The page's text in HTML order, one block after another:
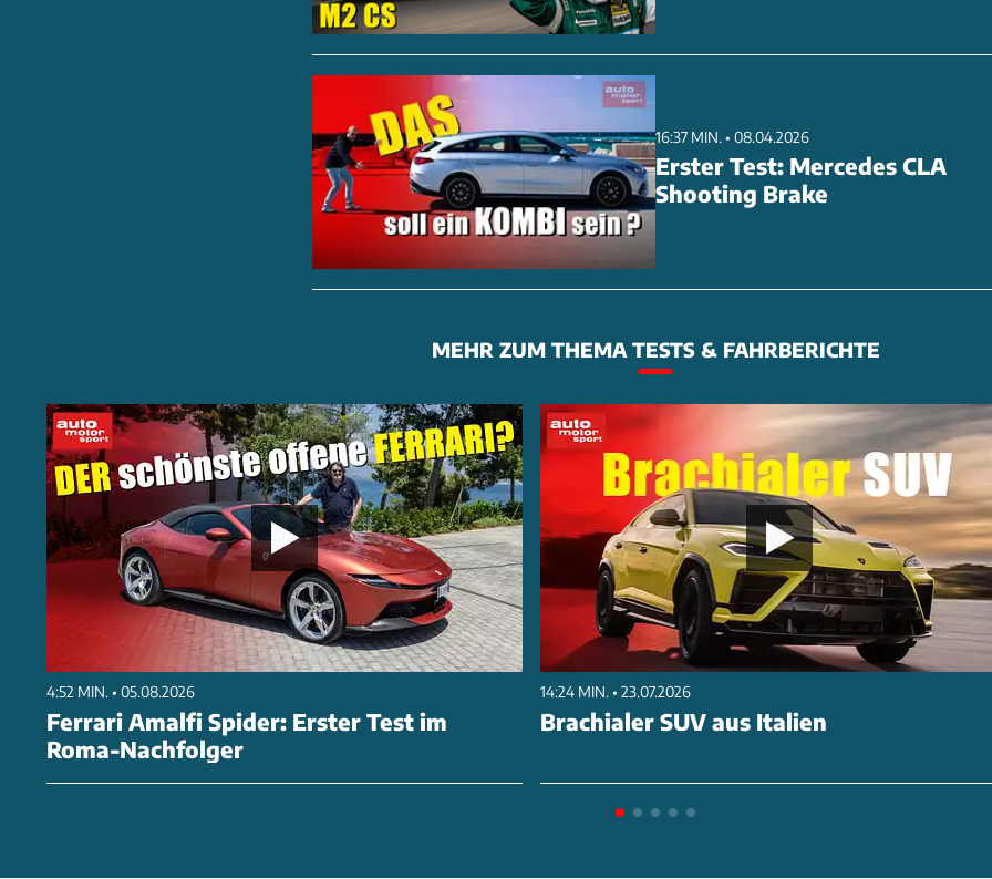
16:37 MIN. • 08.04.2026
Erster Test: Mercedes CLA
Shooting Brake
MEHR ZUM THEMA TESTS & FAHRBERICHTE
4:52 MIN. • 05.08.2026
Ferrari Amalfi Spider: Erster Test im
Roma-Nachfolger
14:24 MIN. • 23.07.2026
Brachialer SUV aus Italien